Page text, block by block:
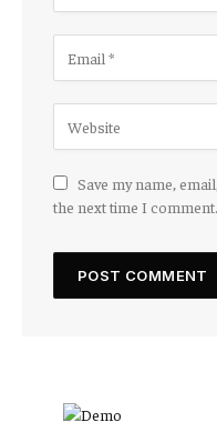
Save my name,
the next time I comment.